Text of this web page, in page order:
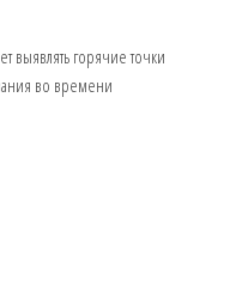
выявлять горячие точки
во времени